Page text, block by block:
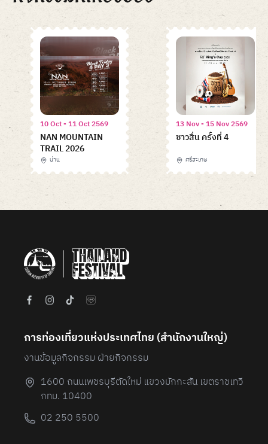
10 Oct - 11 Oct 2569
NAN MOUNTAIN
TRAIL 2026
น่าน
13 Nov - 15 Nov 2569
ซาวสื่น ครั้งที่ 4
ศรีสะเกษ
Item
of
การท่องเที่ยวแห่งประเทศไทย (สํานักงานใหญ่)
งานข้อมูลกิจกรรม ฝ่ายกิจกรรม
1600 ถนนเพชรบุรีตัดใหม่ แขวงมักกะสัน เขตราชเทวี
กทม. 10400
02 250 5500